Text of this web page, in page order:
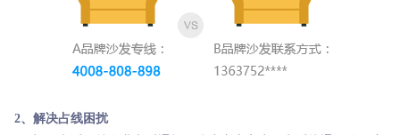
2、解决占线困扰